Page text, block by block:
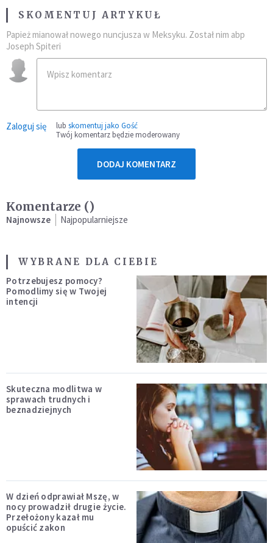
SKOMENTUJ ARTYKUŁ
Papież mianował nowego nuncjusza w Meksyku. Został nim abp
Joseph Spiteri
Zaloguj się lub skomentuj jako Gość
Twój komentarz będzie moderowany
DODAJ KOMENTARZ
Komentarze ()
Najnowsze Najpopularniejsze
WYBRANE DLA CIEBIE
Potrzebujesz pomocy?
Pomodlimy się w Twojej
intencji
Skuteczna modlitwa w
sprawach trudnych i
beznadziejnych
W dzień odprawiał Mszę, w
nocy prowadził drugie życie.
Przełożony kazał mu
opuścić zakon